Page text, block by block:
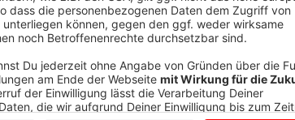
Billerbeck: 20. September (Sonntag), bei
Hundeschwimmen am 27. September (Sonntag)
Dülmen:24. Oktober (Ende der Herbstferien),
Havixbeck:13. September (Sonntag);